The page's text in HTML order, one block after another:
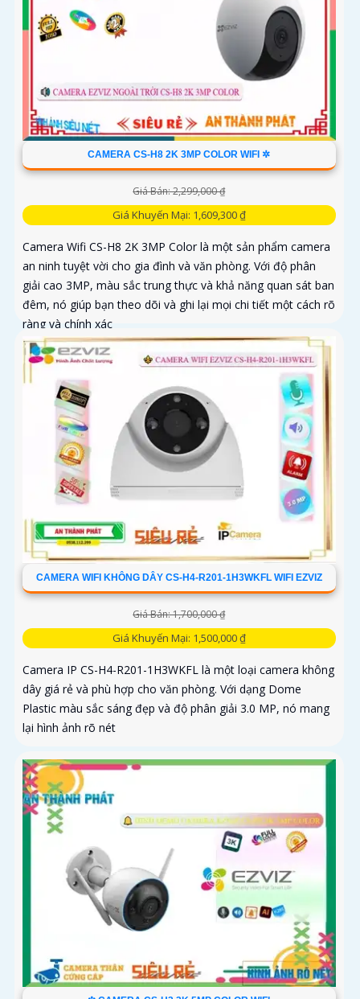
CAMERA CS-H8 2K 3MP COLOR WIFI ✲
Giá Bán: 2,299,000 ₫
Giá Khuyến Mại: 1,609,300 ₫
Camera Wifi CS-H8 2K 3MP Color là một sản phẩm camera
an ninh tuyệt vời cho gia đình và văn phòng. Với độ phân
giải cao 3MP, màu sắc trung thực và khả năng quan sát ban
đêm, nó giúp bạn theo dõi và ghi lại mọi chi tiết một cách rõ
ràng và chính xác
CAMERA WIFI KHÔNG DÂY CS-H4-R201-1H3WKFL WIFI EZVIZ
Giá Bán: 1,700,000 ₫
Giá Khuyến Mại: 1,500,000 ₫
Camera IP CS-H4-R201-1H3WKFL là một loại camera không
dây giá rẻ và phù hợp cho văn phòng. Với dạng Dome
Plastic màu sắc sáng đẹp và độ phân giải 3.0 MP, nó mang
lại hình ảnh rõ nét